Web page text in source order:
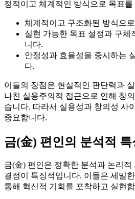
정적이고 체계적인 방식으로 목표
체계적이고 구조화된 방식으
실현 가능한 목표 설정과 구체
니다.
안정성과 효율성을 중시하는
다.
이들의 장점은 현실적인 판단력과
나친 실용주의적 접근으로 인해 창
습니다. 따라서 실용성과 창의성 사
중요합니다.
금(金) 편인의 분석적 특
금(金) 편인은 정확한 분석과 논리
결정이 특징적입니다. 이들은 세밀
통해 혁신적 기회를 포착하고 실현